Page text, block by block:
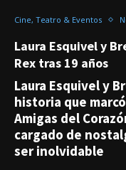
Cine, Teatro & Eventos
Laura Esquivel y
Rex tras 19 años
Laura Esquivel y
historia que
Amigas del
cargado de
ser inolvidable